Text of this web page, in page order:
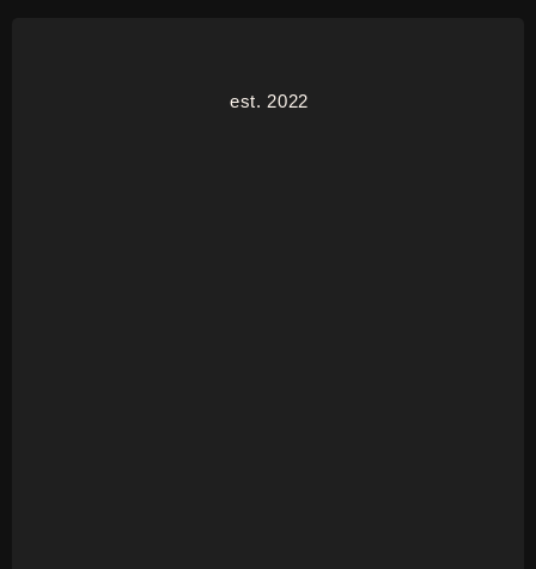
est. 2022